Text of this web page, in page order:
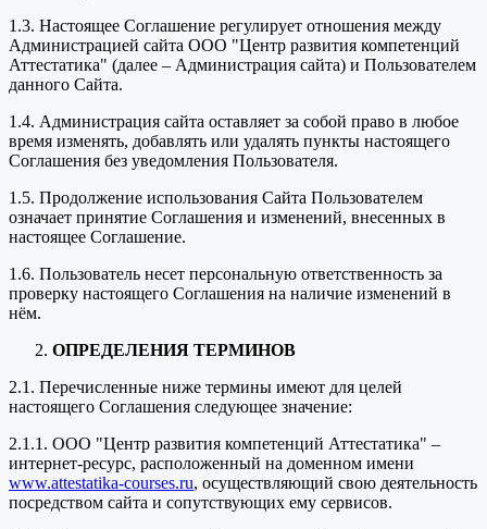
1.3. Настоящее Соглашение регулирует отношения между
Администрацией сайта ООО "Центр развития компетенций
Аттестатика" (далее – Администрация сайта) и Пользователем
данного Сайта.
1.4. Администрация сайта оставляет за собой право в любое
время изменять, добавлять или удалять пункты настоящего
Соглашения без уведомления Пользователя.
1.5. Продолжение использования Сайта Пользователем
означает принятие Соглашения и изменений, внесенных в
настоящее Соглашение.
1.6. Пользователь несет персональную ответственность за
проверку настоящего Соглашения на наличие изменений в
нём.
ОПРЕДЕЛЕНИЯ ТЕРМИНОВ
2.1. Перечисленные ниже термины имеют для целей
настоящего Соглашения следующее значение:
2.1.1. ООО "Центр развития компетенций Аттестатика" –
интернет-ресурс, расположенный на доменном имени
www.attestatika-courses.ru, осуществляющий свою деятельность
посредством сайта и сопутствующих ему сервисов.